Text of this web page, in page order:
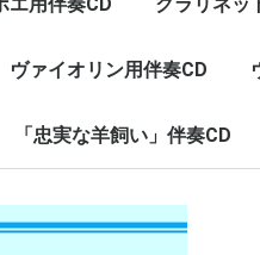
ヴァイオリン用伴奏CD
「忠実な羊飼い」伴奏CD